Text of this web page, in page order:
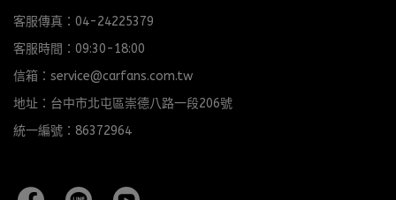
客服傳真：04-24225379
客服時間：09:30-18:00
信箱：service@carfans.com.tw
地址：台中市北屯區崇德八路一段206號
統一編號：86372964